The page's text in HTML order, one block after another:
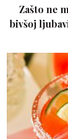
Zašto ne
bivšoj